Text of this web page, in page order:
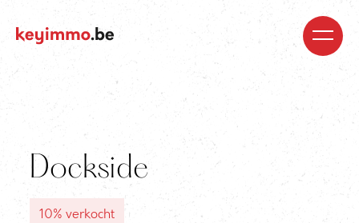
Dockside
10% verkocht